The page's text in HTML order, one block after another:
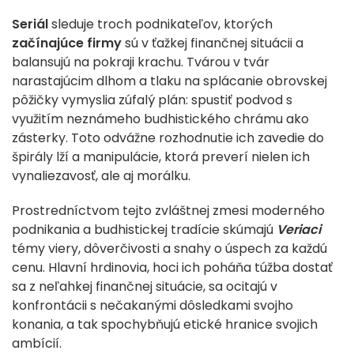
Seriálsleduje troch podnikateľov, ktorých
začínajúce firmysú v ťažkej finančnej situácii a
balansujú na pokraji krachu. Tvárou v tvár
narastajúcim dlhom a tlaku na splácanie obrovskej
pôžičky vymyslia zúfalý plán: spustiť podvod s
využitím neznámeho budhistického chrámu ako
zásterky. Toto odvážne rozhodnutie ich zavedie do
špirály lží a manipulácie, ktorá preverí nielen ich
vynaliezavosť, ale aj morálku.
Prostredníctvom tejto zvláštnej zmesi moderného
podnikania a budhistickej tradície skúmajú Veriaci
témy viery, dôverčivosti a snahy o úspech za každú
cenu. Hlavní hrdinovia, hoci ich poháňa túžba dostať
sa z neľahkej finančnej situácie, sa ocitajú v
konfrontácii s nečakanými dôsledkami svojho
konania, a tak spochybňujú etické hranice svojich
ambícií.